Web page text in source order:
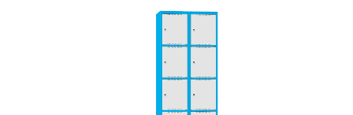
Na stiahnutie
Realizácia
Obchodná sieť